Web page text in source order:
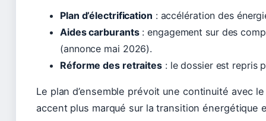
Plan d’électrification : accélération des
Aides carburants: engagement sur des
(annonce mai 2026).
Réforme des retraites: le dossier est repris
Le plan d’ensemble prévoit une continuité avec
accent plus marqué sur la transition énergétique